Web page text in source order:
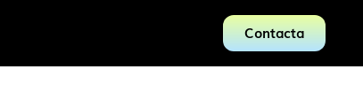
Contacta